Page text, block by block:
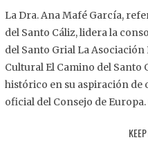
8
2
2
La Dra. Ana Mafé García,
del Santo Cáliz, lidera la
del Santo Grial La
Cultural El Camino del Santo
histórico en su aspiración
oficial del Consejo de